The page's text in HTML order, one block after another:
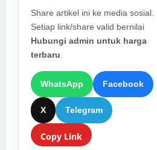
Share artikel ini ke media sosial.
Setiap link/share valid bernilai
Hubungi admin untuk harga
terbaru
WhatsApp Facebook
X Telegram
Copy Link